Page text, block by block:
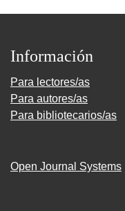
Información
Para lectores/as
Para autores/as
Para bibliotecarios/as
Open Journal Systems